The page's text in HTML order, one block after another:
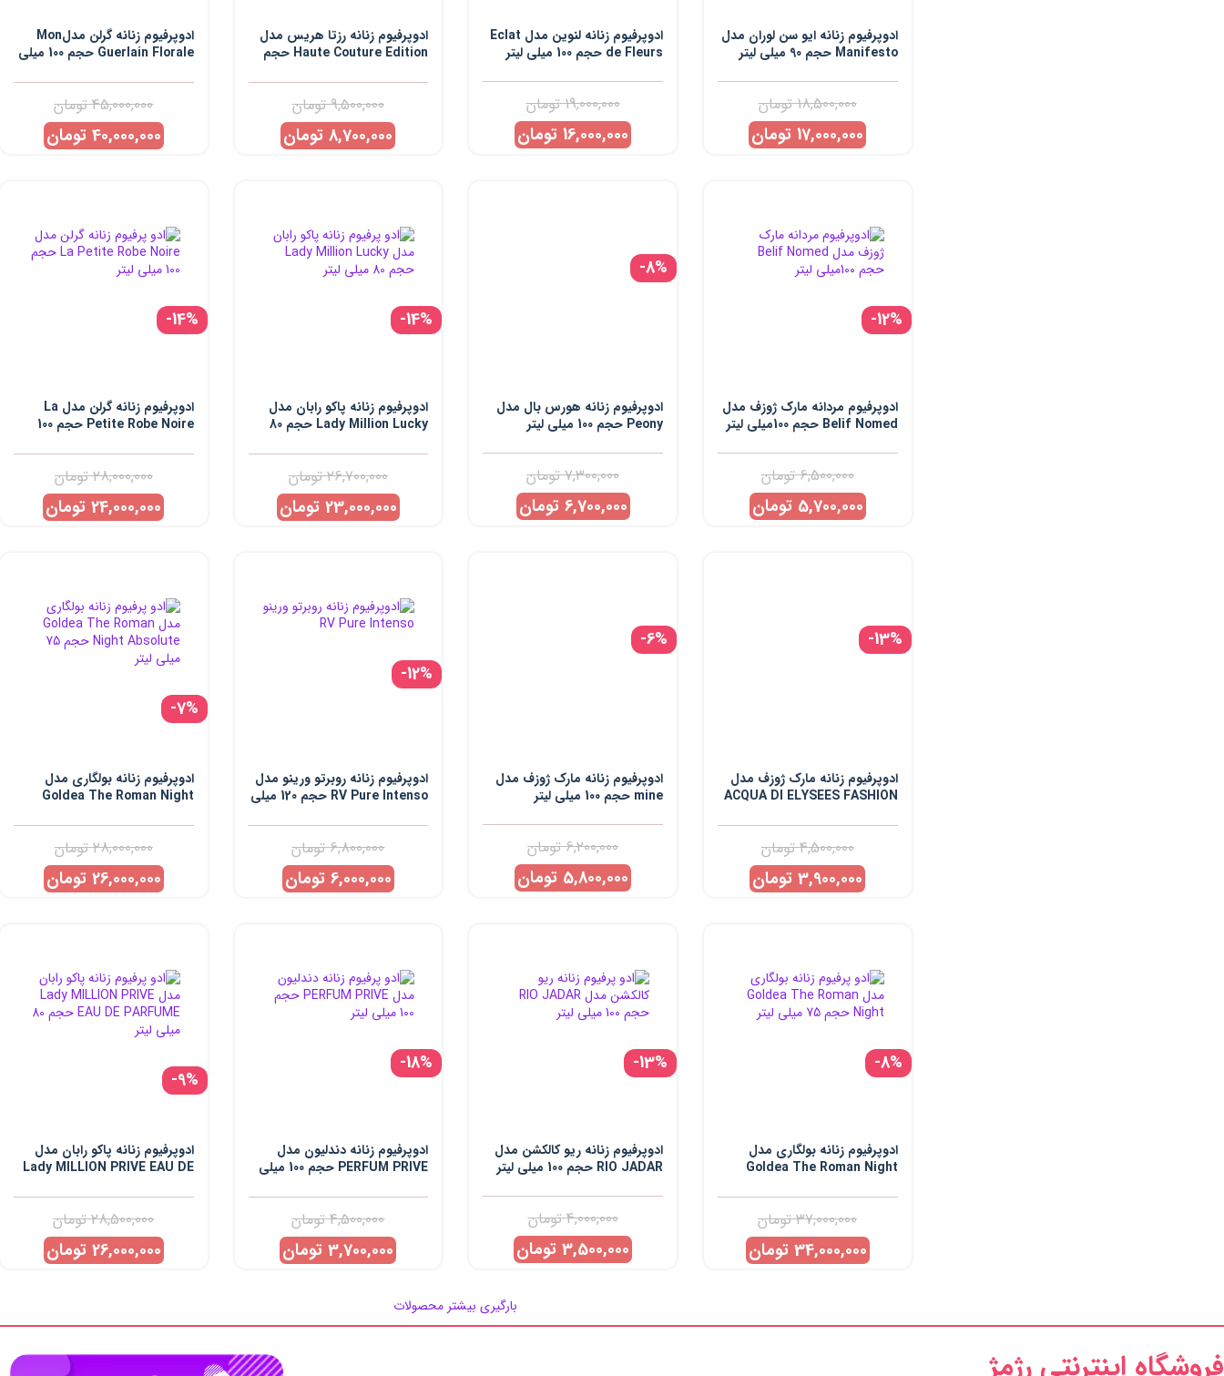
ادوپرفیوم زنانه ایو سن لوران مدل
Manifesto حجم 90 میلی لیتر
18,500,000تومان
17,000,000 تومان
ادوپرفیوم زنانه لنوین مدل Eclat
de Fleurs حجم 100 میلی لیتر
19,000,000تومان
16,000,000 تومان
ادوپرفیوم زنانه رزتا هریس مدل
Haute Couture Edition حجم
9,500,000تومان
8,700,000 تومان
ادوپرفیوم زنانه گرلن مدلMon
Guerlain Florale حجم 100 میلی
45,000,000تومان
40,000,000 تومان
-12%
ادوپرفیوم مردانه مارک ژوزف مدل
Belif Nomed حجم 100میلی لیتر
6,500,000تومان
5,700,000 تومان
-8%
ادوپرفیوم زنانه هورس بال مدل
Peony حجم 100 میلی لیتر
7,300,000تومان
6,700,000 تومان
-14%
ادوپرفیوم زنانه پاکو رابان مدل
Lady Million Lucky حجم 80
26,700,000تومان
23,000,000 تومان
-14%
ادوپرفیوم زنانه گرلن مدل La
Petite Robe Noire حجم 100
28,000,000تومان
24,000,000 تومان
-13%
ادوپرفیوم زنانه مارک ژوزف مدل
ACQUA DI ELYSEES FASHION
4,500,000تومان
3,900,000 تومان
-6%
ادوپرفیوم زنانه مارک ژوزف مدل
mine حجم 100 میلی لیتر
6,200,000تومان
5,800,000 تومان
-12%
ادوپرفیوم زنانه روبرتو ورینو مدل
RV Pure Intenso حجم 120 میلی
6,800,000تومان
6,000,000 تومان
-7%
ادوپرفیوم زنانه بولگاری مدل
Goldea The Roman Night
28,000,000تومان
26,000,000 تومان
-8%
ادوپرفیوم زنانه بولگاری مدل
Goldea The Roman Night
37,000,000تومان
34,000,000 تومان
-13%
ادوپرفیوم زنانه ریو کالکشن مدل
RIO JADAR حجم 100 میلی لیتر
4,000,000تومان
3,500,000 تومان
-18%
ادوپرفیوم زنانه دندلیون مدل
PERFUM PRIVE حجم 100 میلی
4,500,000تومان
3,700,000 تومان
-9%
ادوپرفیوم زنانه پاکو رابان مدل
Lady MILLION PRIVE EAU DE
28,500,000تومان
26,000,000 تومان
بارگیری بیشتر محصولات
فروشگاه اینترنتی رژمژ​